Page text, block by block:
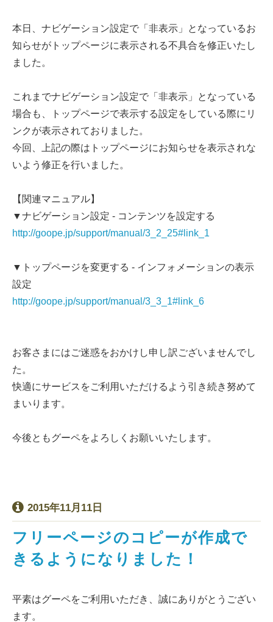
本日、ナビゲーション設定で「非表示」となっているお
知らせがトップページに表示される不具合を修正いたし
ました。
これまでナビゲーション設定で「非表示」となっている
場合も、トップページで表示する設定をしている際にリ
ンクが表示されておりました。
今回、上記の際はトップページにお知らせを表示されな
いよう修正を行いました。
【関連マニュアル】
▼ナビゲーション設定 - コンテンツを設定する
http://goope.jp/support/manual/3_2_25#link_1
▼トップページを変更する - インフォメーションの表示
設定
http://goope.jp/support/manual/3_3_1#link_6
お客さまにはご迷惑をおかけし申し訳ございませんでし
た。
快適にサービスをご利用いただけるよう引き続き努めて
まいります。
今後ともグーペをよろしくお願いいたします。
2015年11月11日
フリーページのコピーが作成で
きるようになりました！
平素はグーペをご利用いただき、誠にありがとうござい
ます。